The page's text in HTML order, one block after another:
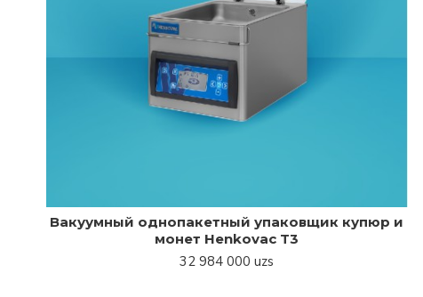
Вакуумный однопакетный упаковщик купюр и
монет Henkovac T3
32 984 000 uzs